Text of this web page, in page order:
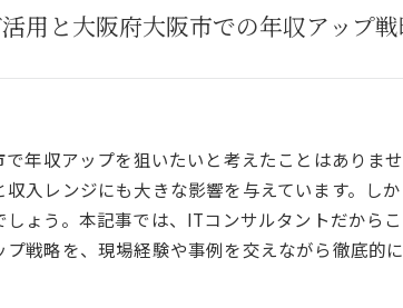
用と大阪府大阪市での年収アップ
年収アップを狙いたいと考えたことはありま
入レンジにも大きな影響を与えています。し
ょう。本記事では、ITコンサルタントだから
戦略を、現場経験や事例を交えながら徹底的